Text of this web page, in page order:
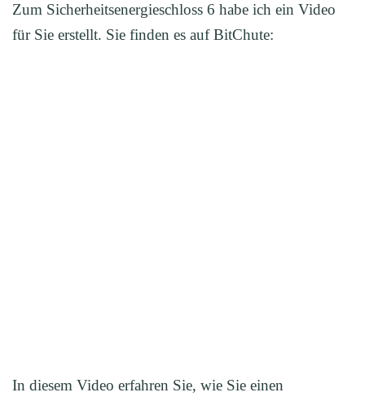
Zum Sicherheitsenergieschloss 6 habe ich ein Video
für Sie erstellt. Sie finden es auf BitChute:
In diesem Video erfahren Sie, wie Sie einen